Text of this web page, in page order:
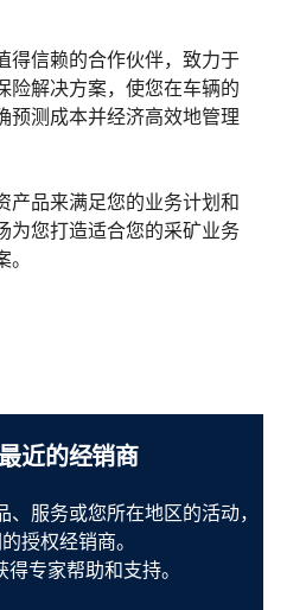
得信赖的合作伙伴，致力于
险解决方案，使您在车辆的
预测成本并经济高效地管理
产品来满足您的业务计划和
为您打造适合您的采矿业务
最近的经销商
服务或您所在地区的活动，
授权经销商。
得专家帮助和支持。